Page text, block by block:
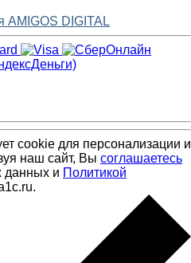
AMIGOS DIGITAL
cookie для персонализации и
наш сайт, Вы соглашаетесь
данных и Политикой